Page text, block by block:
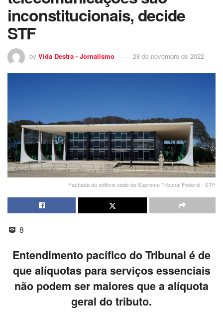
inconstitucionais, decide
STF
by Vida Destra - Jornalismo 28 de novembro de 2022
Fachada do edifício sede do Supremo Tribunal Federal - STF
8
Entendimento pacífico do Tribunal é de
que alíquotas para serviços essenciais
não podem ser maiores que a alíquota
geral do tributo.